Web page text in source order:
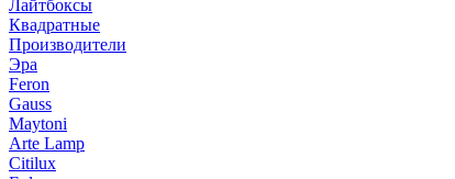
Лайтбоксы
Квадратные
Производители
Эра
Feron
Gauss
Maytoni
Arte Lamp
Citilux